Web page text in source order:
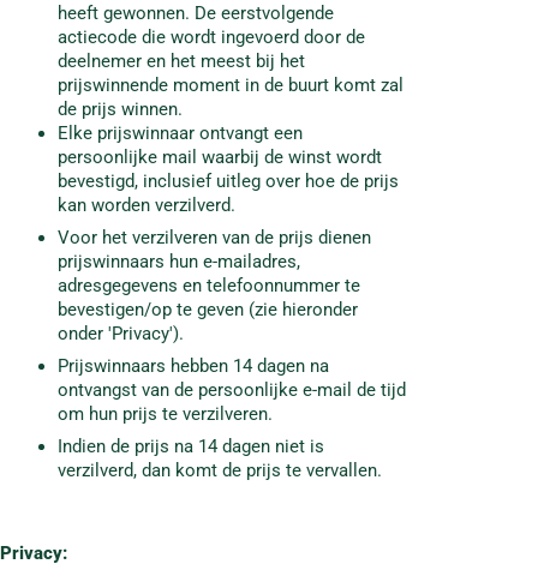
heeft gewonnen. De eerstvolgende
actiecode die wordt ingevoerd door de
deelnemer en het meest bij het
prijswinnende moment in de buurt komt zal
de prijs winnen.
Elke prijswinnaar ontvangt een
persoonlijke mail waarbij de winst wordt
bevestigd, inclusief uitleg over hoe de prijs
kan worden verzilverd.
Voor het verzilveren van de prijs dienen
prijswinnaars hun e-mailadres,
adresgegevens en telefoonnummer te
bevestigen/op te geven (zie hieronder
onder 'Privacy').
Prijswinnaars hebben 14 dagen na
ontvangst van de persoonlijke e-mail de tijd
om hun prijs te verzilveren.
Indien de prijs na 14 dagen niet is
verzilverd, dan komt de prijs te vervallen.
Privacy: